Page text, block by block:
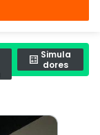
Simula
dores